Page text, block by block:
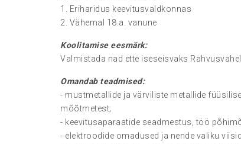
1. Eriharidus keevitusvaldkonnas
2. Vähemal 18.a. vanune
Koolitamise eesmärk:
Valmistada nad ette iseseisvaks
Omandab teadmised:
- mustmetallide ja värviliste metallide
mõõtmetest;
- keevitusaparaatide seadmestus, töö
- elektroodide omadused ja nende valiku